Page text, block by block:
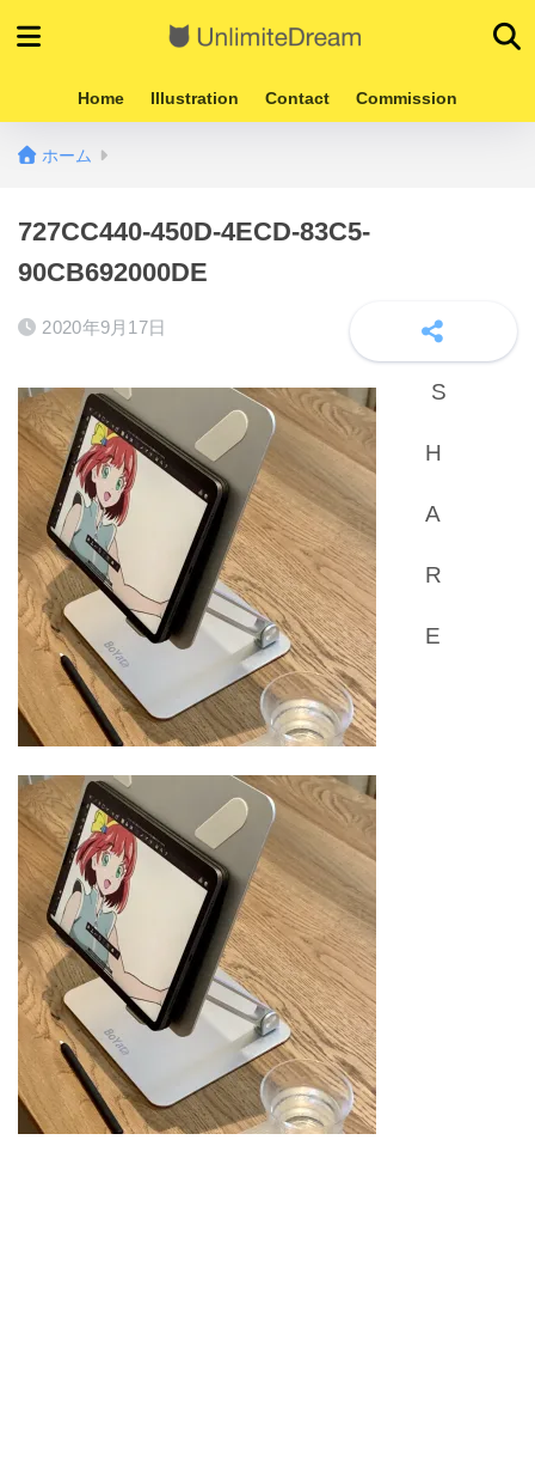
Home Illustration Contact Commission
ホーム
727CC440-450D-4ECD-83C5-
90CB692000DE
2020年9月17日